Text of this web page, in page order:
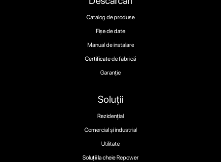
Soluții
Rezidențial
Comercial și industrial
Utilitate
Soluții la cheie Repower
Catalog de produse
Fișe de date
Manual de instalare
Certificate de fabrică
Garanție